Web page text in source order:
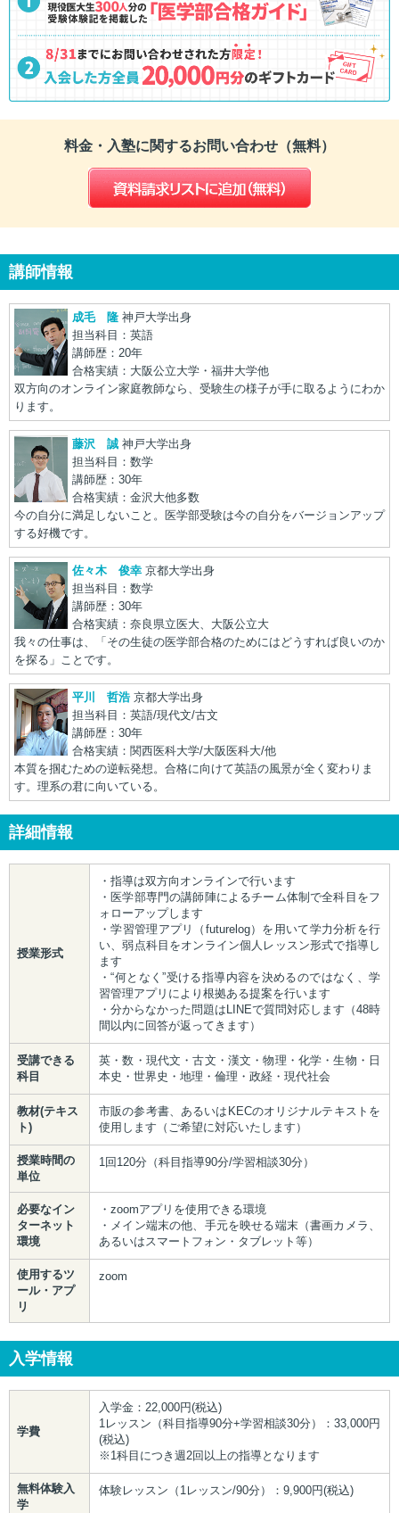
料金・入塾に関するお問い合わせ（無料）
講師情報
成毛 隆 神戸大学出身
担当科目：英語
講師歴：20年
合格実績：大阪公立大学・福井大学他
双方向のオンライン家庭教師なら、受験生の様子が手に取るようにわか
ります。
藤沢 誠 神戸大学出身
担当科目：数学
講師歴：30年
合格実績：金沢大他多数
今の自分に満足しないこと。医学部受験は今の自分をバージョンアップ
する好機です。
佐々木 俊幸 京都大学出身
担当科目：数学
講師歴：30年
合格実績：奈良県立医大、大阪公立大
我々の仕事は、「その生徒の医学部合格のためにはどうすれば良いのか
を探る」ことです。
平川 哲浩 京都大学出身
担当科目：英語/現代文/古文
講師歴：30年
合格実績：関西医科大学/大阪医科大/他
本質を掴むための逆転発想。合格に向けて英語の風景が全く変わりま
す。理系の君に向いている。
詳細情報
授業形式
・指導は双方向オンラインで行います
・医学部専門の講師陣によるチーム体制で全科目をフ
ォローアップします
・学習管理アプリ（futurelog）を用いて学力分析を行
い、弱点科目をオンライン個人レッスン形式で指導し
ます
・“何となく”受ける指導内容を決めるのではなく、学
習管理アプリにより根拠ある提案を行います
・分からなかった問題はLINEで質問対応します（48時
間以内に回答が返ってきます）
受講できる
科目
英・数・現代文・古文・漢文・物理・化学・生物・日
本史・世界史・地理・倫理・政経・現代社会
教材(テキス
ト)
市販の参考書、あるいはKECのオリジナルテキストを
使用します（ご希望に対応いたします）
授業時間の
単位
1回120分（科目指導90分/学習相談30分）
必要なイン
ターネット
環境
・zoomアプリを使用できる環境
・メイン端末の他、手元を映せる端末（書画カメラ、
あるいはスマートフォン・タブレット等）
使用するツ
ール・アプ
リ
zoom
入学情報
学費
入学金：22,000円(税込)
1レッスン（科目指導90分+学習相談30分）：33,000円
(税込)
※1科目につき週2回以上の指導となります
無料体験入
学
体験レッスン（1レッスン/90分）：9,900円(税込)